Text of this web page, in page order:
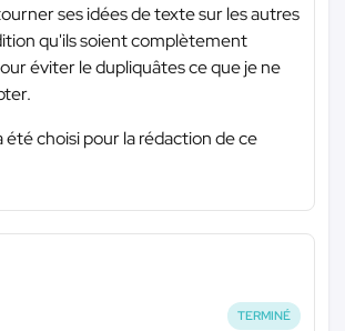
ses idées de texte sur les autres
qu'ils soient complètement
éviter le dupliquâtes ce que je ne
choisi pour la rédaction de ce
TERMINÉ